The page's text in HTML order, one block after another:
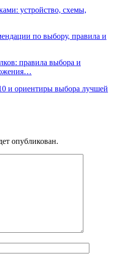
устройство, схемы,
по выбору, правила и
правила выбора и
и ориентиры выбора лучшей
опубликован.